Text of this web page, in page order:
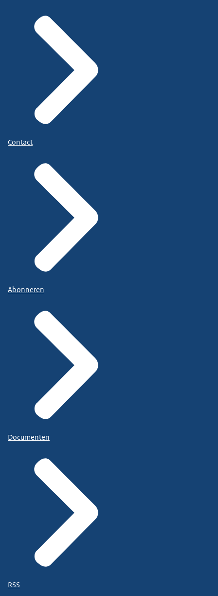
Contact
Abonneren
Documenten
RSS